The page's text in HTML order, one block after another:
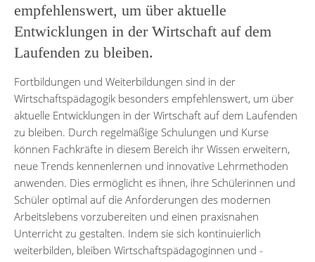
empfehlenswert, um über aktuelle
Entwicklungen in der Wirtschaft auf dem
Laufenden zu bleiben.
Fortbildungen und Weiterbildungen sind in der
Wirtschaftspädagogik besonders empfehlenswert, um über
aktuelle Entwicklungen in der Wirtschaft auf dem Laufenden
zu bleiben. Durch regelmäßige Schulungen und Kurse
können Fachkräfte in diesem Bereich ihr Wissen erweitern,
neue Trends kennenlernen und innovative Lehrmethoden
anwenden. Dies ermöglicht es ihnen, ihre Schülerinnen und
Schüler optimal auf die Anforderungen des modernen
Arbeitslebens vorzubereiten und einen praxisnahen
Unterricht zu gestalten. Indem sie sich kontinuierlich
weiterbilden, bleiben Wirtschaftspädagoginnen und -